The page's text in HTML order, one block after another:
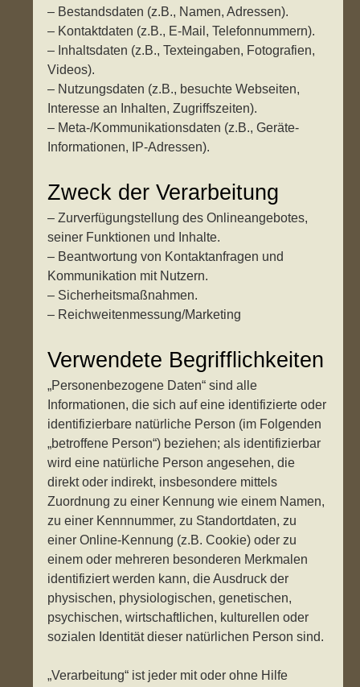
– Bestandsdaten (z.B., Namen, Adressen).
– Kontaktdaten (z.B., E-Mail, Telefonnummern).
– Inhaltsdaten (z.B., Texteingaben, Fotografien,
Videos).
– Nutzungsdaten (z.B., besuchte Webseiten,
Interesse an Inhalten, Zugriffszeiten).
– Meta-/Kommunikationsdaten (z.B., Geräte-
Informationen, IP-Adressen).
Zweck der Verarbeitung
– Zurverfügungstellung des Onlineangebotes,
seiner Funktionen und Inhalte.
– Beantwortung von Kontaktanfragen und
Kommunikation mit Nutzern.
– Sicherheitsmaßnahmen.
– Reichweitenmessung/Marketing
Verwendete Begrifflichkeiten
„Personenbezogene Daten“ sind alle
Informationen, die sich auf eine identifizierte oder
identifizierbare natürliche Person (im Folgenden
„betroffene Person“) beziehen; als identifizierbar
wird eine natürliche Person angesehen, die
direkt oder indirekt, insbesondere mittels
Zuordnung zu einer Kennung wie einem Namen,
zu einer Kennnummer, zu Standortdaten, zu
einer Online-Kennung (z.B. Cookie) oder zu
einem oder mehreren besonderen Merkmalen
identifiziert werden kann, die Ausdruck der
physischen, physiologischen, genetischen,
psychischen, wirtschaftlichen, kulturellen oder
sozialen Identität dieser natürlichen Person sind.
„Verarbeitung“ ist jeder mit oder ohne Hilfe